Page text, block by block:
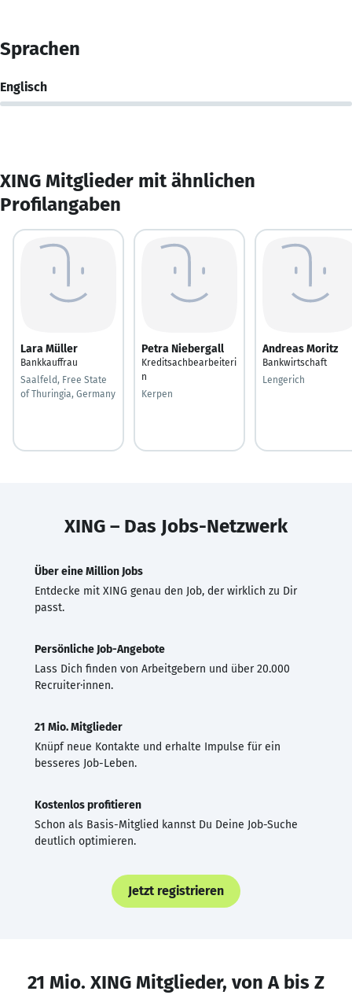
Sprachen
Englisch
XING Mitglieder mit ähnlichen
Profilangaben
Lara Müller
Bankkauffrau
Saalfeld, Free State
of Thuringia, Germany
Petra Niebergall
Kreditsachbearbeiteri
n
Kerpen
Andreas Moritz
Bankwirtschaft
Lengerich
XING – Das Jobs-Netzwerk
Über eine Million Jobs
Entdecke mit XING genau den Job, der wirklich zu Dir
passt.
Persönliche Job-Angebote
Lass Dich finden von Arbeitgebern und über 20.000
Recruiter·innen.
21 Mio. Mitglieder
Knüpf neue Kontakte und erhalte Impulse für ein
besseres Job-Leben.
Kostenlos profitieren
Schon als Basis-Mitglied kannst Du Deine Job-Suche
deutlich optimieren.
Jetzt registrieren
21 Mio. XING Mitglieder, von A bis Z